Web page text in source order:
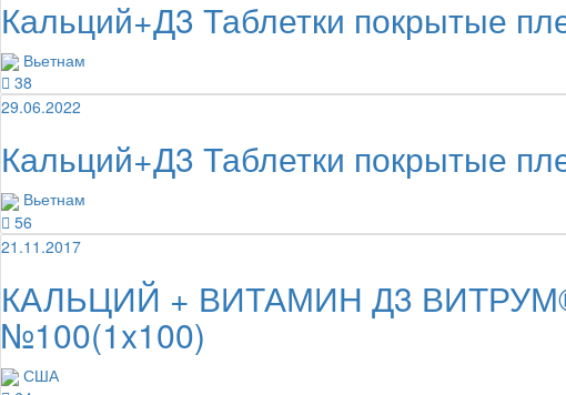
Кальций+Д3 Таблетки покрытые
Вьетнам
38
29.06.2022
Кальций+Д3 Таблетки покрытые
Вьетнам
56
21.11.2017
КАЛЬЦИЙ + ВИТАМИН Д3 ВИТРУМ®
№100(1x100)
США